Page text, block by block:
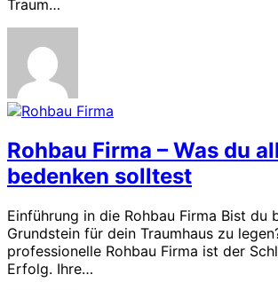
Traum…
Rohbau Firma – Was du
bedenken solltest
Einführung in die Rohbau Firma Bist du
Grundstein für dein Traumhaus zu
professionelle Rohbau Firma ist der
Erfolg. Ihre…